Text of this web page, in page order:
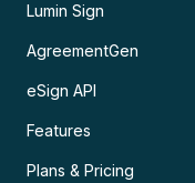
Lumin Sign
AgreementGen
eSign API
Features
Plans & Pricing